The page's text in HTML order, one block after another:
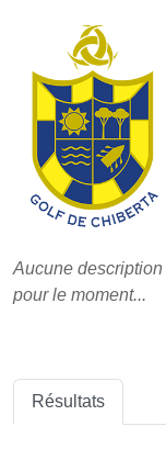
Aucune
pour le moment...
Résultats